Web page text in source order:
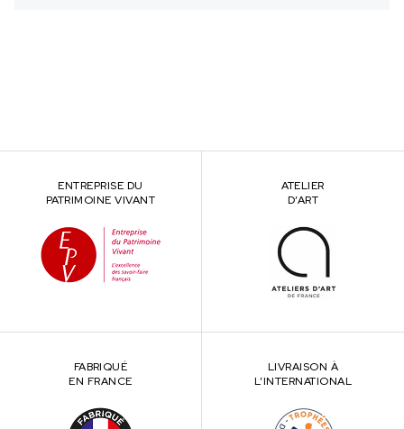
ENTREPRISE DU
PATRIMOINE VIVANT
ATELIER
D’ART
FABRIQUÉ
EN FRANCE
LIVRAISON À
L’INTERNATIONAL